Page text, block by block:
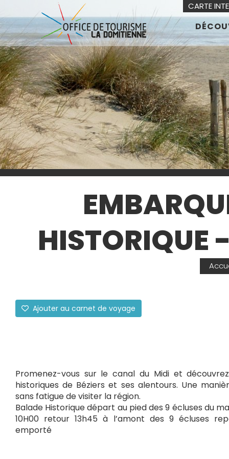
HISTORIQUE
Ajouter au carnet de voyage
Promenez-vous sur le canal du Midi et
historiques de Béziers et ses alentours. Une
sans fatigue de visiter la région.
Balade Historique départ au pied des 9 écluses du
10H00 retour 13h45 à l’amont des 9 écluses
emporté
CARTE